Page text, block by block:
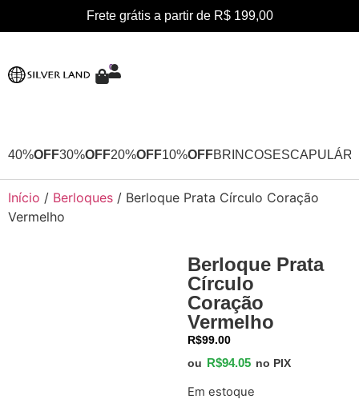
Frete grátis a partir de R$ 199,00
0
40%OFF30%OFF20%OFF10%OFFBRINCOS
Início / Berloques / Berloque Prata Círculo Coração
Vermelho
Berloque Prata
Círculo
Coração
Vermelho
R$99.00
ou R$94.05 no PIX
Em estoque